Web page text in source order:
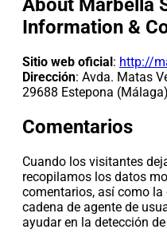
About Marbella
Information &
Sitio web oficial: http://
Dirección: Avda. Matas
29688 Estepona
Comentarios
Cuando los visitantes
recopilamos los datos
comentarios, así como
cadena de agente de
ayudar en la detección